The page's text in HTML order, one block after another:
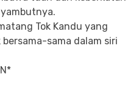
Tok Kandu yang
sama dalam siri